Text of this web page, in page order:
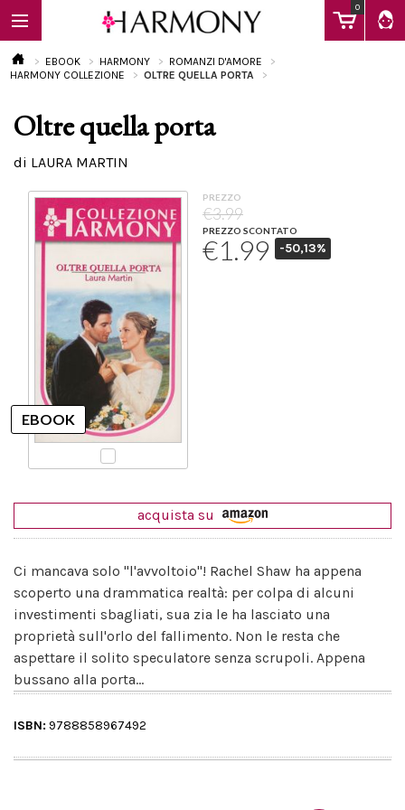
0
EBOOK
Calendario
EBOOK HARMONY
ROMANZI D'AMORE
HARMONY COLLEZIONE
OLTRE QUELLA PORTA
Oltre quella porta
di LAURA MARTIN
PREZZO
€3.99
PREZZO SCONTATO
€1.99 -50,13%
acquista su
Ci mancava solo "l'avvoltoio"! Rachel Shaw ha appena
scoperto una drammatica realtà: per colpa di alcuni
investimenti sbagliati, sua zia le ha lasciato una
proprietà sull'orlo del fallimento. Non le resta che
aspettare il solito speculatore senza scrupoli. Appena
bussano alla porta...
ISBN: 9788858967492